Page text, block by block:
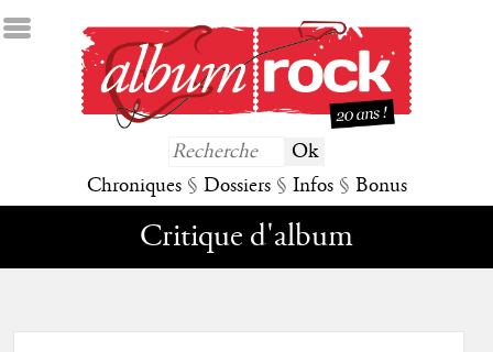
Chroniques § Dossiers § Infos § Bonus
Critique d'album